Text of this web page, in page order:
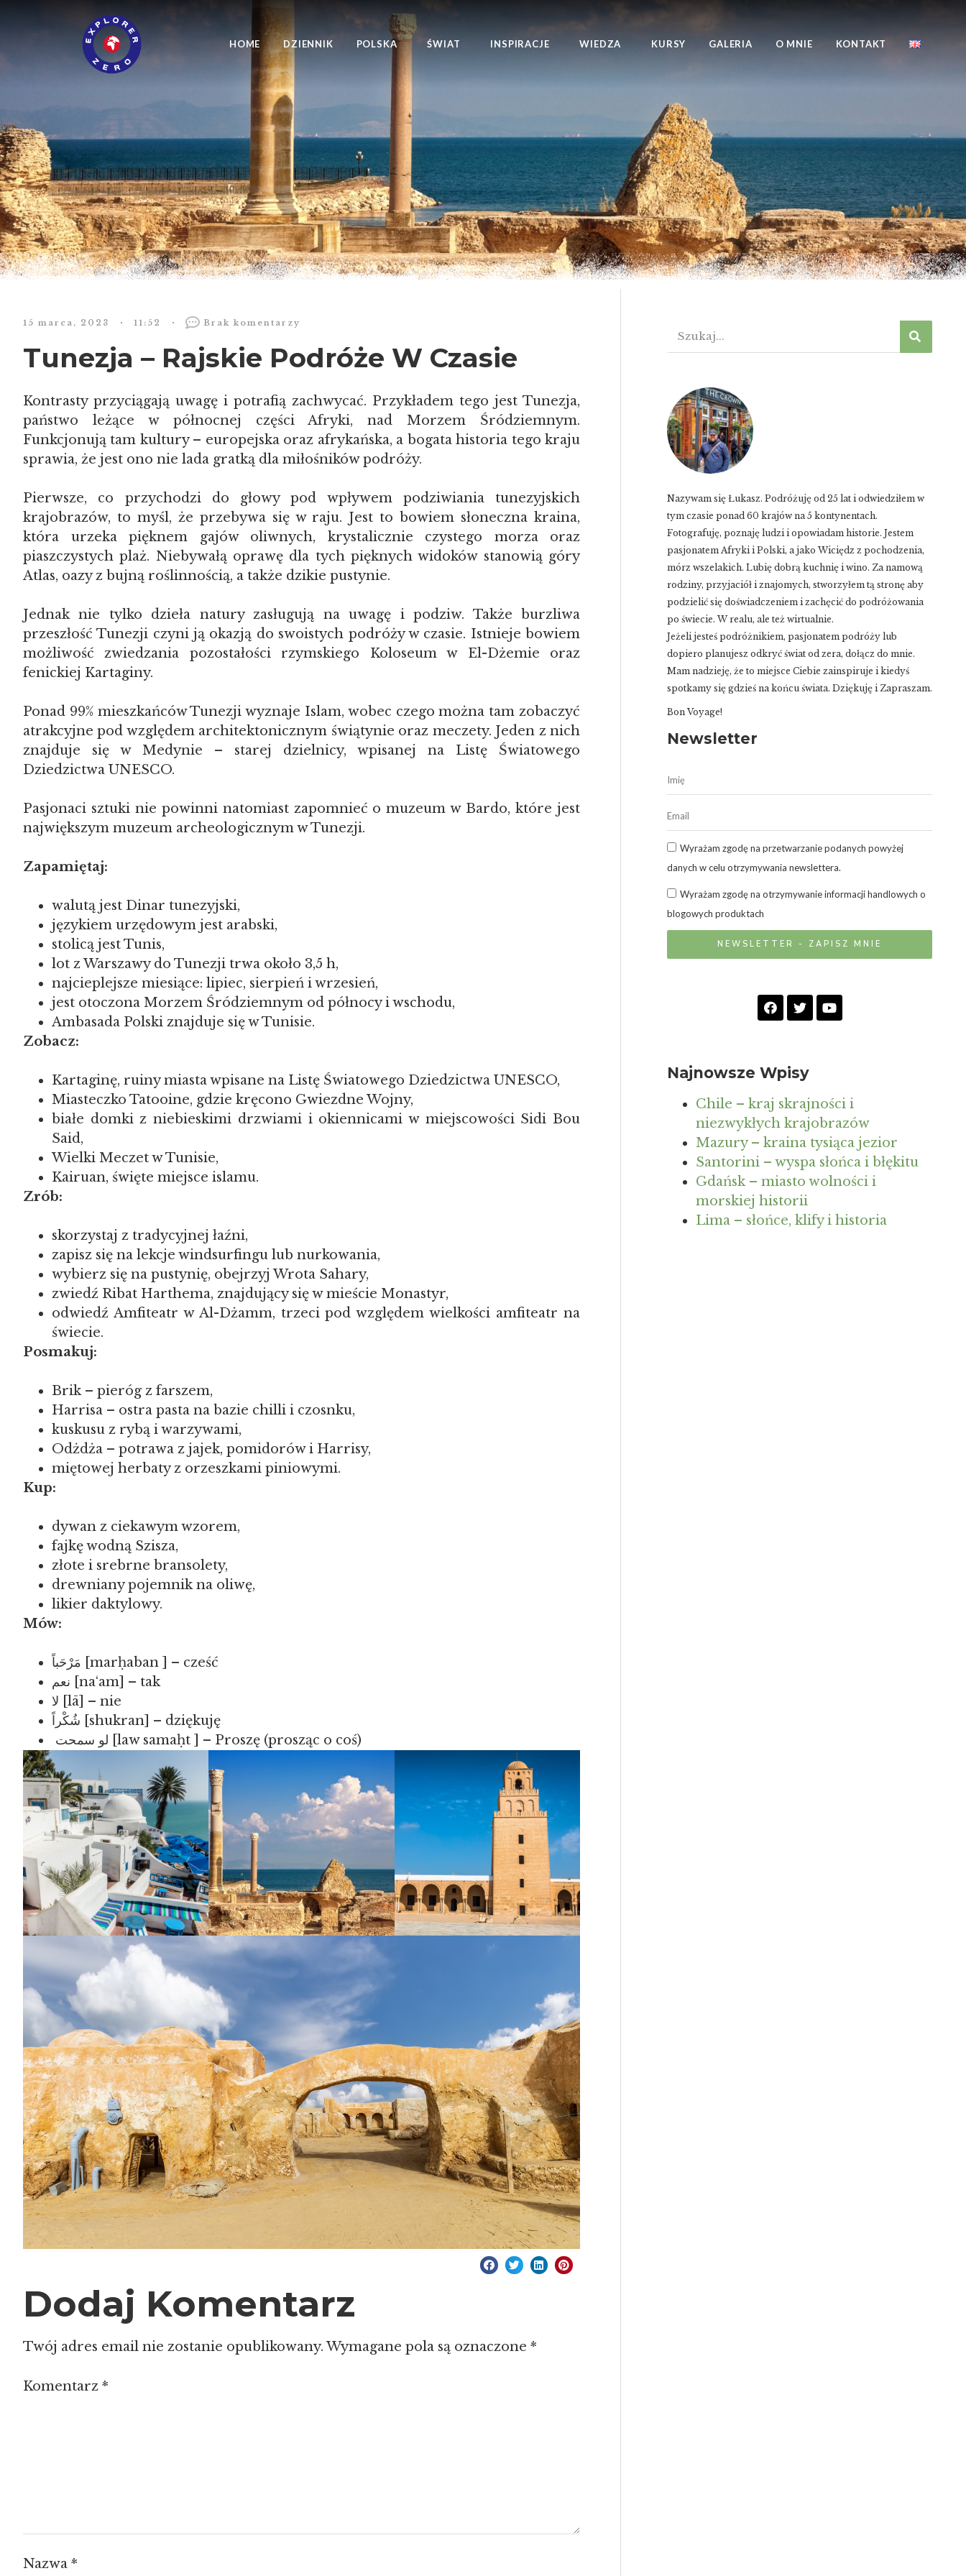
HOME DZIENNIK POLSKA ŚWIAT INSPIRACJE WIEDZA KURSY GALERIA O MNIE KONTAKT
15 marca, 2023 11:52 Brak komentarzy
Tunezja – Rajskie Podróże W Czasie
Kontrasty przyciągają uwagę i potrafią zachwycać. Przykładem tego jest Tunezja,
państwo leżące w północnej części Afryki, nad Morzem Śródziemnym.
Funkcjonują tam kultury – europejska oraz afrykańska, a bogata historia tego kraju
sprawia, że jest ono nie lada gratką dla miłośników podróży.
Pierwsze, co przychodzi do głowy pod wpływem podziwiania tunezyjskich
krajobrazów, to myśl, że przebywa się w raju. Jest to bowiem słoneczna kraina,
która urzeka pięknem gajów oliwnych, krystalicznie czystego morza oraz
piaszczystych plaż. Niebywałą oprawę dla tych pięknych widoków stanowią góry
Atlas, oazy z bujną roślinnością, a także dzikie pustynie.
Jednak nie tylko dzieła natury zasługują na uwagę i podziw. Także burzliwa
przeszłość Tunezji czyni ją okazją do swoistych podróży w czasie. Istnieje bowiem
możliwość zwiedzania pozostałości rzymskiego Koloseum w El-Dżemie oraz
fenickiej Kartaginy.
Ponad 99% mieszkańców Tunezji wyznaje Islam, wobec czego można tam zobaczyć
atrakcyjne pod względem architektonicznym świątynie oraz meczety. Jeden z nich
znajduje się w Medynie – starej dzielnicy, wpisanej na Listę Światowego
Dziedzictwa UNESCO.
Pasjonaci sztuki nie powinni natomiast zapomnieć o muzeum w Bardo, które jest
największym muzeum archeologicznym w Tunezji.
Zapamiętaj:
walutą jest Dinar tunezyjski,
językiem urzędowym jest arabski,
stolicą jest Tunis,
lot z Warszawy do Tunezji trwa około 3,5 h,
najcieplejsze miesiące: lipiec, sierpień i wrzesień,
jest otoczona Morzem Śródziemnym od północy i wschodu,
Ambasada Polski znajduje się w Tunisie.
Zobacz:
Kartaginę, ruiny miasta wpisane na Listę Światowego Dziedzictwa UNESCO,
Miasteczko Tatooine, gdzie kręcono Gwiezdne Wojny,
białe domki z niebieskimi drzwiami i okiennicami w miejscowości Sidi Bou
Said,
Wielki Meczet w Tunisie,
Kairuan, święte miejsce islamu.
Zrób:
skorzystaj z tradycyjnej łaźni,
zapisz się na lekcje windsurfingu lub nurkowania,
wybierz się na pustynię, obejrzyj Wrota Sahary,
zwiedź Ribat Harthema, znajdujący się w mieście Monastyr,
odwiedź Amfiteatr w Al-Dżamm, trzeci pod względem wielkości amfiteatr na
świecie.
Posmakuj:
Brik – pieróg z farszem,
Harrisa – ostra pasta na bazie chilli i czosnku,
kuskusu z rybą i warzywami,
Odżdża – potrawa z jajek, pomidorów i Harrisy,
miętowej herbaty z orzeszkami piniowymi.
Kup:
dywan z ciekawym wzorem,
fajkę wodną Szisza,
złote i srebrne bransolety,
drewniany pojemnik na oliwę,
likier daktylowy.
Mów:
مَرْحَباً [marḥaban ] – cześć
نعم [na‘am] – tak
لا [lā] – nie
شُكْراً [shukran] – dziękuję
لو سمحت [law samaḥt ] – Proszę (prosząc o coś)
Dodaj Komentarz
Twój adres email nie zostanie opublikowany. Wymagane pola są oznaczone *
Komentarz *
Nazwa *
Nazywam się Łukasz. Podróżuję od 25 lat i odwiedziłem w
tym czasie ponad 60 krajów na 5 kontynentach.
Fotografuję, poznaję ludzi i opowiadam historie. Jestem
pasjonatem Afryki i Polski, a jako Wiciędz z pochodzenia,
mórz wszelakich. Lubię dobrą kuchnię i wino. Za namową
rodziny, przyjaciół i znajomych, stworzyłem tą stronę aby
podzielić się doświadczeniem i zachęcić do podróżowania
po świecie. W realu, ale też wirtualnie.
Jeżeli jesteś podróżnikiem, pasjonatem podróży lub
dopiero planujesz odkryć świat od zera, dołącz do mnie.
Mam nadzieję, że to miejsce Ciebie zainspiruje i kiedyś
spotkamy się gdzieś na końcu świata. Dziękuję i Zapraszam.
Bon Voyage!
Newsletter
Wyrażam zgodę na przetwarzanie podanych powyżej
danych w celu otrzymywania newslettera.
Wyrażam zgodę na otrzymywanie informacji handlowych o
blogowych produktach
NEWSLETTER - ZAPISZ MNIE
Najnowsze Wpisy
Chile – kraj skrajności i
niezwykłych krajobrazów
Mazury – kraina tysiąca jezior
Santorini – wyspa słońca i błękitu
Gdańsk – miasto wolności i
morskiej historii
Lima – słońce, klify i historia